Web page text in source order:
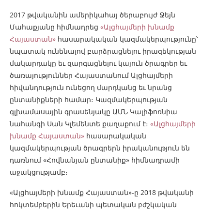
2017 թվականին ամերիկահայ ծերաբույժ Ջեյն
Մահաքյանը հիմնադրեց «Ալցհայմերի խնամք
Հայաստան» հասարակական կազմակերպությունը՝
նպատակ ունենալով բարձրացնելու իրազեկության
մակարդակը եւ զարգացնելու կայուն ծրագրեր եւ
ծառայություններ Հայաստանում Ալցհայմերի
հիվանդություն ունեցող մարդկանց եւ նրանց
ընտանիքների համար։ Կազմակերպության
գլխամասային գրասենյակը ԱՄՆ Կալիֆոռնիա
նահանգի Սան Կլեմենտե քաղաքում է։ «Ալցհայմերի
խնամք Հայաստան» հասարակական
կազմակերպության ծրագրերն իրականություն են
դառնում «Հովնանյան ընտանիք» հիմնադրամի
աջակցությամբ։
«Ալցհայմերի խնամք Հայաստան»-ը 2018 թվականի
հոկտեմբերին Երեւանի պետական բժշկական